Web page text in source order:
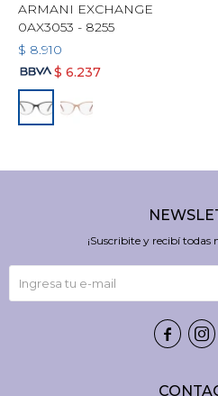
ARMANI EXCHANGE
0AX3053 - 8255
$ 8.910
$ 6.237
¡Suscribite y recibí todas
 